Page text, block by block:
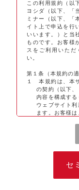
この利用規約（以
ヨシダ（以下、「
ミナー（以下、「
イト上で申込を行
いいます。）と当
ものです。お客様
スをご利用いただ
い。
第１条（本規約の適
１ 本規約は、本
の契約（以下
内容を構成す
ウェブサイト
ます。お客様
２ 本規約の対象
G-PLUS会員
る講演会・セ
お、G-PLUS
係者およびそ
セ